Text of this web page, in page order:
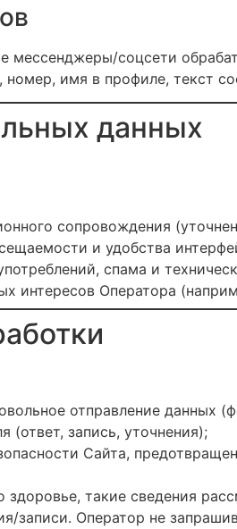
соцсети
номер, имя в профиле, текст
данных
сопровождения
и удобства
спама и
интересов Оператора
отправление
(ответ, запись, уточнения);
Сайта,
такие сведения
записи. Оператор не